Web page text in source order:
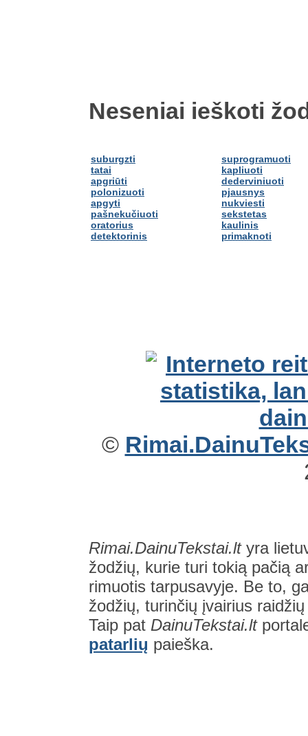
Neseniai ieškoti
suburgzti
tatai
apgriūti
polonizuoti
apgyti
pašnekučiuoti
oratorius
detektorinis
suprogramuoti
kapliuoti
dederviniuoti
pjausnys
nukviesti
sekstetas
kaulinis
primaknoti
©
Rimai.DainuTekstai.ltyra
žodžių, kurie turi tokią pačią
rimuotis tarpusavyje. Be to,
žodžių, turinčių įvairius
Taip pat DainuTekstai.lt
patarlių paieška.